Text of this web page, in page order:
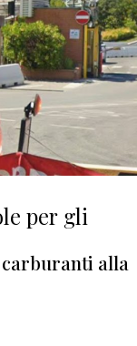
per gli
alla